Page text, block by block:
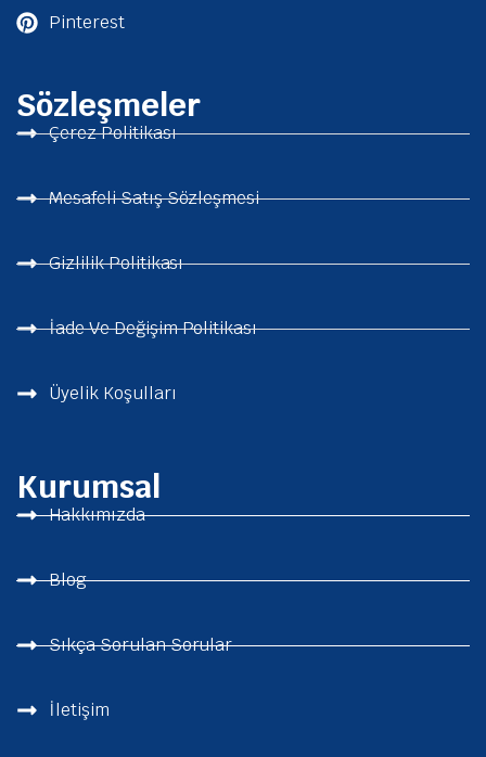
Pinterest
Sözleşmeler
Çerez Politikası
Mesafeli Satış Sözleşmesi
Gizlilik Politikası
İade Ve Değişim Politikası
Üyelik Koşulları
Kurumsal
Hakkımızda
Blog
Sıkça Sorulan Sorular
İletişim